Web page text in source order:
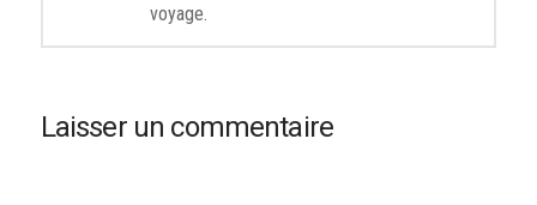
voyage.
Laisser un commentaire